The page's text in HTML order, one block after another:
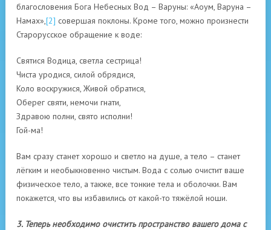
благословения Бога Небесных Вод – Варуны: «Аоум, Варуна –
Намах»,[2] совершая поклоны. Кроме того, можно произнести
Старорусское обращение к воде:
Святися Водица, светла сестрица!
Чиста уродися, силой обрядися,
Коло воскружися, Живой обратися,
Оберег святи, немочи гнати,
Здравою полни, свято исполни!
Гой-ма!
Вам сразу станет хорошо и светло на душе, а тело – станет
лёгким и необыкновенно чистым. Вода с солью очистит ваше
физическое тело, а также, все тонкие тела и оболочки. Вам
покажется, что вы избавились от какой-то тяжёлой ноши.
3. Теперь необходимо очистить пространство вашего дома с